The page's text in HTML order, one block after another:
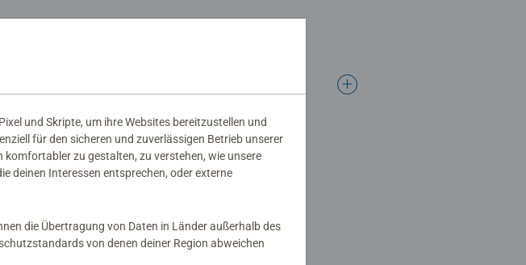
und Skripte, um ihre Websites bereitzustellen und
für den sicheren und zuverlässigen Betrieb unserer
zu gestalten, zu verstehen, wie unsere
deinen Interessen entsprechen, oder externe
die Übertragung von Daten in Länder außerhalb des
von denen deiner Region abweichen